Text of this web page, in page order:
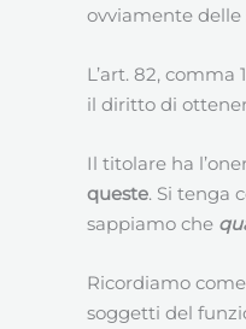
ovviamente delle
L’art. 82,
il diritto di
Il titolare ha
queste. Si tenga
sappiamo che
Ricordiamo
soggetti del